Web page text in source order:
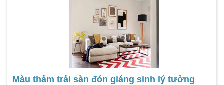
Màu thảm trải sàn đón giáng sinh lý tưởng